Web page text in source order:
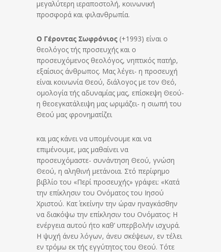
μεγαλύτερη ιεραποστολή, κοινωνική
προσφορά και φιλανθρωπία.
Ο Γέροντας Σωφρόνιος (+1993) είναι ο
θεολόγος τής προσευχής και ο
προσευχόμενος θεολόγος, νηπτικός πατήρ,
εξαίσιος άνθρωπος. Μας λέγει- η προσευχή
είναι κοινωνία Θεού, διάλογος με τον Θεό,
ομολογία τής αδυναμίας μας, επίσκεψη Θεού-
η θεοεγκατάλειψη μας ωριμάζει- η σιωπή του
Θεού μας φρονηματίζει
και μας κάνει να υπομένουμε και να
επιμένουμε, μας μαθαίνει να
προσευχόμαστε- συνάντηση Θεού, γνώση
Θεού, η αληθινή μετάνοια. Στό περίφημο
βιβλίο του «Περί προσευχής» γράφει: «Κατά
την επίκλησιν του Ονόματος του Ιησού
Χριστού. Κατ΄ εκείνην την ώραν ηναγκάσθην
να διακόψω την επίκλησιν του Ονόματος: Η
ενέργεια αυτού ήτο καθ’ υπερβολήν ισχυρά.
Η ψυχή άνευ λόγων, άνευ σκέψεων, εν τέλει
εν τρόμω εκ τής εγγύτητος του Θεού. Τότε